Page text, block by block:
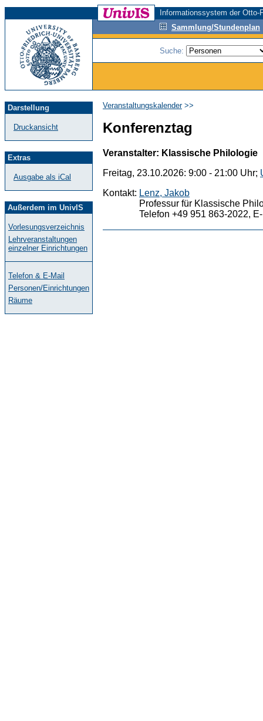
Informationssystem der
Sammlung/Stundenplan
Suche:
Darstellung
Druckansicht
Extras
Ausgabe als iCal
Außerdem im UnivIS
Vorlesungsverzeichnis
Lehrveranstaltungen
einzelner Einrichtungen
Telefon & E-Mail
Personen/Einrichtungen
Räume
Veranstaltungskalender>>
Konferenztag
Veranstalter: Klassische Philologie
Freitag, 23.10.2026: 9:00 - 21:00 Uhr;
Kontakt: Lenz, Jakob
Professur für Klassische
Telefon +49 951 863-2022,